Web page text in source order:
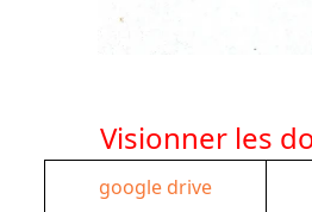
Visionner les
google drive